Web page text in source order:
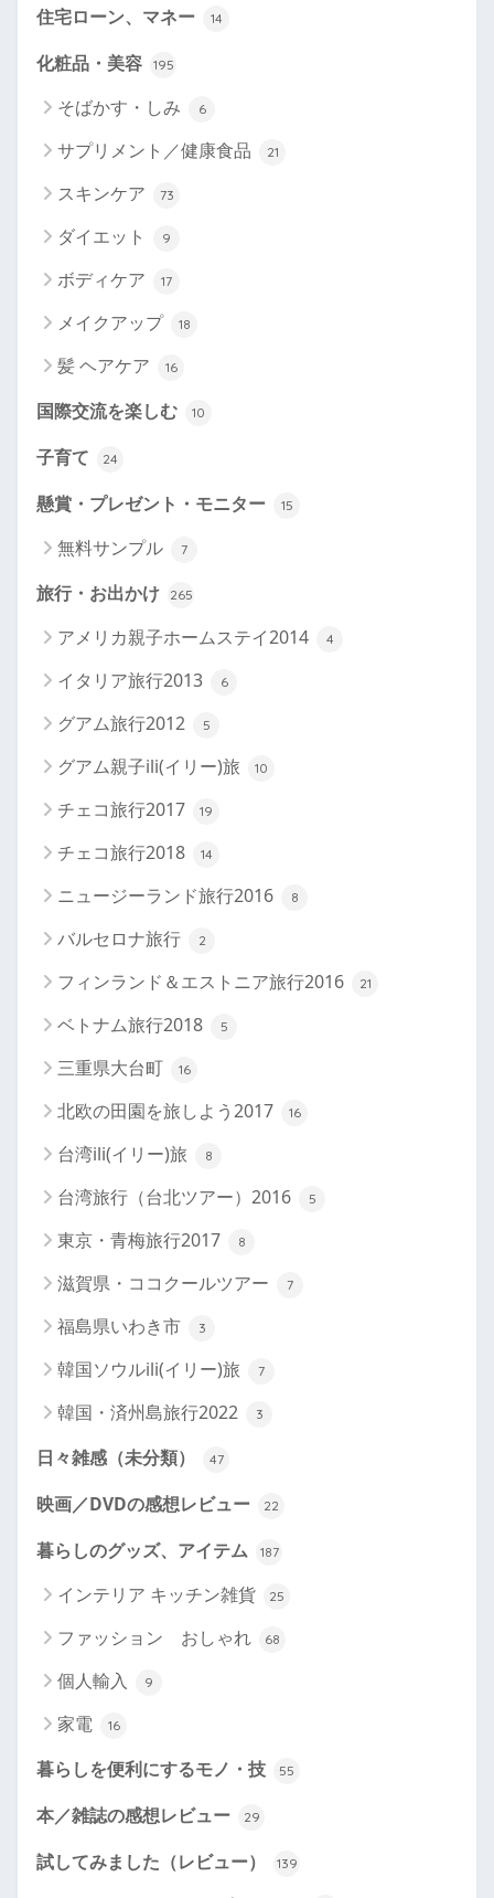
住宅ローン、マネー 14
化粧品・美容 195
そばかす・しみ 6
サプリメント／健康食品 21
スキンケア 73
ダイエット 9
ボディケア 17
メイクアップ 18
髪 ヘアケア 16
国際交流を楽しむ 10
子育て 24
懸賞・プレゼント・モニター 15
無料サンプル 7
旅行・お出かけ 265
アメリカ親子ホームステイ2014 4
イタリア旅行2013 6
グアム旅行2012 5
グアム親子ili(イリー)旅 10
チェコ旅行2017 19
チェコ旅行2018 14
ニュージーランド旅行2016 8
バルセロナ旅行 2
フィンランド＆エストニア旅行2016 21
ベトナム旅行2018 5
三重県大台町 16
北欧の田園を旅しよう2017 16
台湾ili(イリー)旅 8
台湾旅行（台北ツアー）2016 5
東京・青梅旅行2017 8
滋賀県・ココクールツアー 7
福島県いわき市 3
韓国ソウルili(イリー)旅 7
韓国・済州島旅行2022 3
日々雑感（未分類） 47
映画／DVDの感想レビュー 22
暮らしのグッズ、アイテム 187
インテリア キッチン雑貨 25
ファッション おしゃれ 68
個人輸入 9
家電 16
暮らしを便利にするモノ・技 55
本／雑誌の感想レビュー 29
試してみました（レビュー） 139